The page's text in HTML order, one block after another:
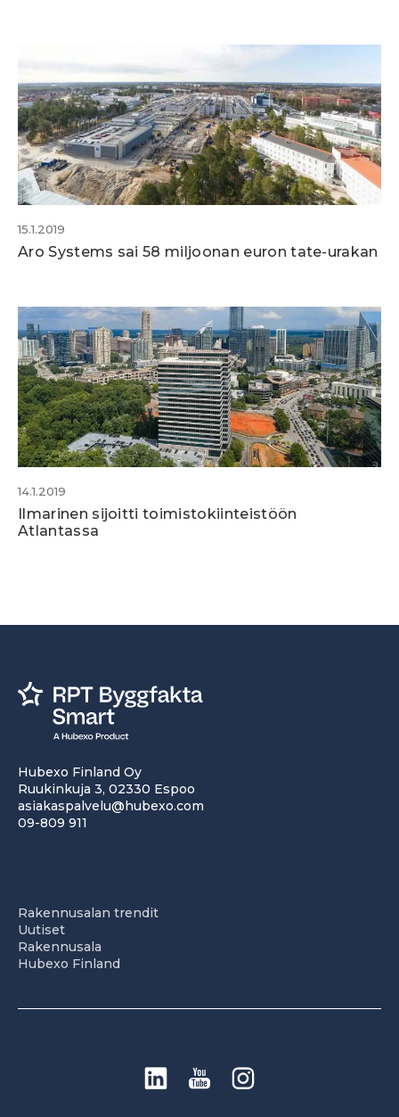
15.1.2019
Aro Systems sai 58 miljoonan euron tate-urakan
14.1.2019
Ilmarinen sijoitti toimistokiinteistöön
Atlantassa
Hubexo Finland Oy
Ruukinkuja 3, 02330 Espoo
asiakaspalvelu@hubexo.com
09-809 911
Rakennusalan trendit
Uutiset
Rakennusala
Hubexo Finland